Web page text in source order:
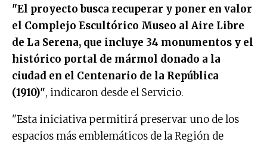
"El proyecto busca recuperar y poner en valor
el Complejo Escultórico Museo al Aire Libre
de La Serena, que incluye 34 monumentos y el
histórico portal de mármol donado a la
ciudad en el Centenario de la República
(1910)", indicaron desde el Servicio.
"Esta iniciativa permitirá preservar uno de los
espacios más emblemáticos de la Región de